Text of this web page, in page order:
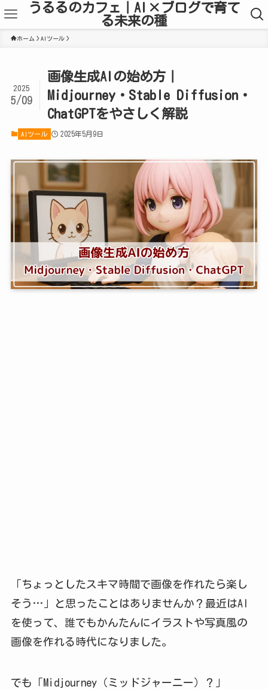
うるるのカフェ｜AI×ブログで育て
る未来の種
ホーム AIツール
画像生成AIの始め方｜
Midjourney・Stable Diffusion・
ChatGPTをやさしく解説
2025
5/09
AIツール 2025年5月9日
「ちょっとしたスキマ時間で画像を作れたら楽し
そう…」と思ったことはありませんか？最近はAI
を使って、誰でもかんたんにイラストや写真風の
画像を作れる時代になりました。
でも「Midjourney（ミッドジャーニー）？」